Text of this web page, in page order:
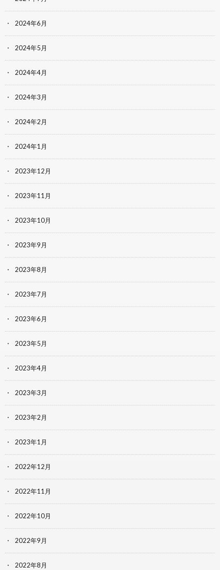
2024年6月
2024年5月
2024年4月
2024年3月
2024年2月
2024年1月
2023年12月
2023年11月
2023年10月
2023年9月
2023年8月
2023年7月
2023年6月
2023年5月
2023年4月
2023年3月
2023年2月
2023年1月
2022年12月
2022年11月
2022年10月
2022年9月
2022年8月